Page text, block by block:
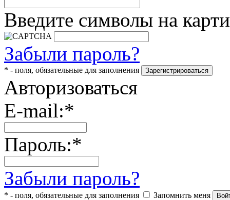
Введите символы на
Забыли пароль?
* - поля, обязательные для заполнения
Авторизоваться
E-mail:*
Пароль:*
Забыли пароль?
* - поля, обязательные для заполнения Запомнить меня